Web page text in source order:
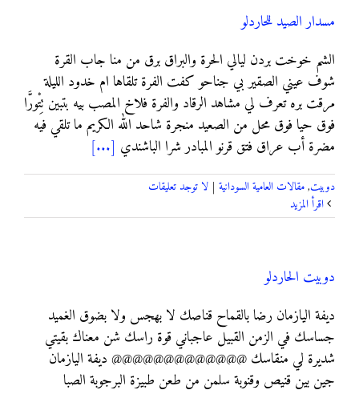
مسدار الصيد للحاردلو
الشم خوخت بردن ليالي الحرة والبراق برق من منا جاب القرة
شوف عيني الصقير بي جناحو كفت الفرة تلقاها ام خدود الليلة
مرقت بره تعرف لي مشاهد الرقاد والفرة فلاخ المصب بيه بتبين تِتْورَّا
فوق حيا فوق محل من الصعيد منجرة شاحد الله الكريم ما تلقي فيه
مضرة أب عراق فتق قرنو المبادر شرا الباشندي [...]
دوبيت,مقالات العامية السودانية | لا توجد تعليقات
دوبيت الحاردلو
ﺩﻳﻔﺔ ﺍﻟﻴﺎﺯﻣﺎﻥ ﺭﺿﺎ ﺑﺎﻟﻘﻤﺎﺡ ﻗﻨﺎﺻﻚ ﻻ ﺑﻬﺠﺲ ﻭﻻ ﺑﻀﻮﻕ ﺍﻟﻐﻤﻴﺪ
ﺟﺴﺎﺳﻚ ﻓﻲ ﺍﻟﺰﻣﻦ ﺍﻟﻘﺒﻴﻞ ﻋﺎﺟﺒﺎﻧﻲ ﻗﻮﺓ ﺭﺍﺳﻚ ﺷﻦ ﻣﻌﻨﺎﻙ ﺑﻘﻴﺘﻲ
ﺷﺪﻳﺮﺓ ﻟﻲ ﻣﻨﻘﺎﺳﻚ @@@@@@@@@@@@@ ﺩﻳﻔﺔ ﺍﻟﻴﺎﺯﻣﺎﻥ
ﺟﻴﻦ ﺑﻴﻦ ﻗﻨﻴﺺ ﻭﻗﻨﻮﺑﺔ ﺳﻠﻤﻦ ﻣﻦ ﻃﻌﻦ ﻃﺒﻴﺰﺓ ﺍﻟﺒﺮﺟﻮﺑﺔ ﺍﻟﺼﺒﺎ